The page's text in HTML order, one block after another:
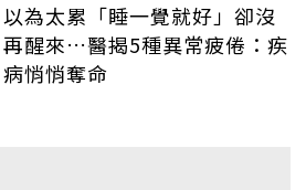
以為太累「睡一覺就好」卻沒
再醒來…醫揭5種異常疲倦：疾
病悄悄奪命